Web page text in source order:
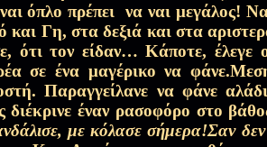
σκαλοπάτι...) 20
φύλαξον… 13
όπλο πρέπει να ναι μεγάλος!
Γη, στα δεξιά και στα
ότι τον είδαν… Κάποτε,
σε ένα μαγέρικο να
Παραγγείλανε να φάνε
διέκρινε έναν ρασοφόρο στο
με κόλασε σήμερα!Σαν δεν